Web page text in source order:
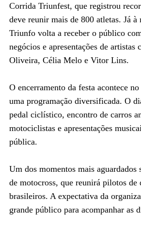
Corrida Triunfest, que registrou
deve reunir mais de 800 atletas. Já
Triunfo volta a receber o público
negócios e apresentações de artistas
Oliveira, Célia Melo e Vitor Lins.
O encerramento da festa acontece
uma programação diversificada. O
pedal ciclístico, encontro de carros
motociclistas e apresentações
pública.
Um dos momentos mais aguardados
de motocross, que reunirá pilotos de
brasileiros. A expectativa da
grande público para acompanhar as